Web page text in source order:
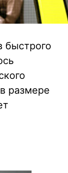
быстрого
размере